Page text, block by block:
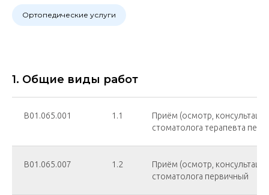
Ортопедические услуги
1. Общие виды работ
В01.065.001 1.1
Приём (осмотр,
стоматолога терапевта
В01.065.007 1.2
Приём (осмотр,
стоматолога первичный